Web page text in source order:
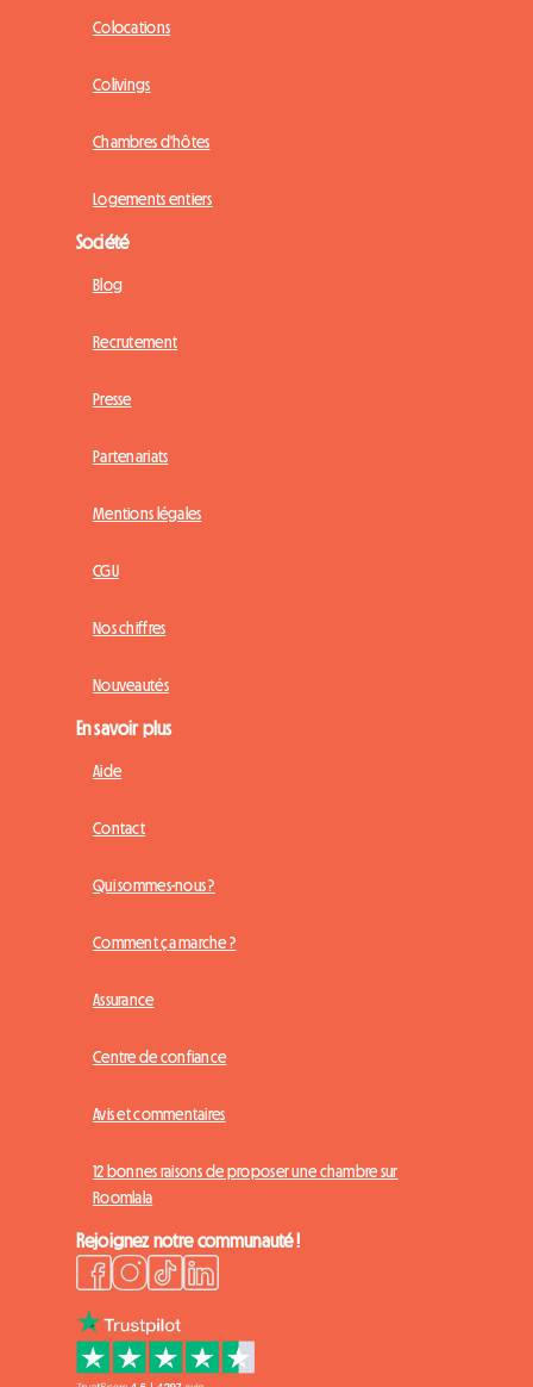
Colocations
Colivings
Chambres d'hôtes
Logements entiers
Société
Blog
Recrutement
Presse
Partenariats
Mentions légales
CGU
Nos chiffres
Nouveautés
En savoir plus
Aide
Contact
Qui sommes-nous ?
Comment ça marche ?
Assurance
Centre de confiance
Avis et commentaires
12 bonnes raisons de proposer une chambre sur
Roomlala
Rejoignez notre communauté !